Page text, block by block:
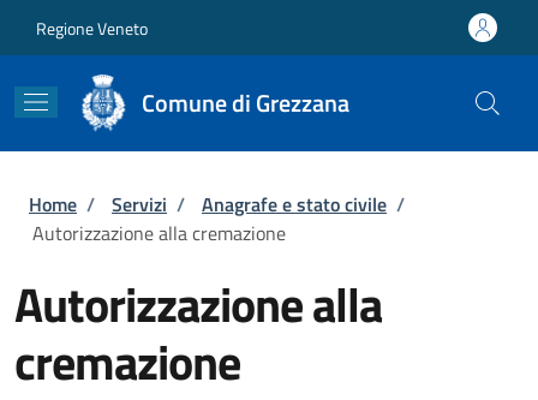
Regione Veneto
Comune di Grezzana
Briciole di pane
Home / Servizi / Anagrafe e stato civile /
Autorizzazione alla cremazione
Autorizzazione alla
cremazione